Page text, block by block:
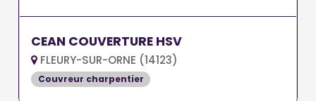
CEAN COUVERTURE HSV
FLEURY-SUR-ORNE (14123)
Couvreur charpentier